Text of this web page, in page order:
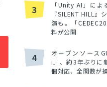
3
「Unity AI」によ
『SILENT HILL』
演も。「
料が公開
4
オープンソース
i」、約3年ぶりに
個対応、全関数が